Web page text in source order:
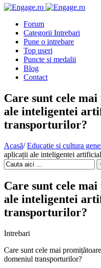
Forum
Categorii Intrebari
Pune o intrebare
Top useri
Puncte si medalii
Blog
Contact
Care sunt cele
ale inteligentei
transporturilor?
Acasă/ Educatie si cultura
aplicații ale inteligentei
Care sunt cele
ale inteligentei
transporturilor?
Intrebari
Care sunt cele mai
domeniul transporturilor?